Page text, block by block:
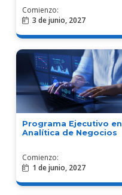
Comienzo:
3 de junio, 2027
Programa Ejecutivo en
Analítica de Negocios
Comienzo:
1 de junio, 2027